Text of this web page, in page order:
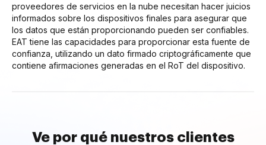
proveedores de servicios en la nube necesitan hacer juicios
informados sobre los dispositivos finales para asegurar que
los datos que están proporcionando pueden ser confiables.
EAT tiene las capacidades para proporcionar esta fuente de
confianza, utilizando un dato firmado criptográficamente que
contiene afirmaciones generadas en el RoT del dispositivo.
Ve por qué nuestros clientes